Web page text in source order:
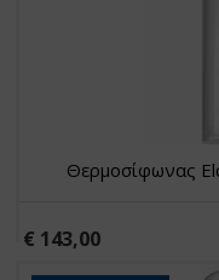
Θερμοσίφωνας
€ 143,00